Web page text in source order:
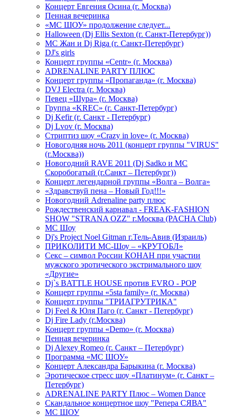
Концерт Евгения Осина (г. Москва)
Пенная вечеринка
«МС ШОУ» продолжение следует...
Halloween (Dj Ellis Sexton (г. Санкт-Петербург))
МС Жан и Dj Riga (г. Санкт-Петербург)
DJ's girls
Концерт группы «Centr» (г. Москва)
ADRENALINE PARTY ПЛЮС
Концерт группы «Пропаганда» (г. Москва)
DVJ Electra (г. Москва)
Певец «Шура» (г. Москва)
Группа «KREC» (г. Санкт-Петербург)
Dj Kefir (г. Санкт - Петербург)
Dj Lvov (г. Москва)
Стриптиз шоу «Crazy in love» (г. Москва)
Новогодняя ночь 2011 (концерт группы "VIRUS"
(г.Москва))
Новогодний RAVE 2011 (Dj Sadko и MC
Скоробогатый (г.Санкт – Петербург))
Концерт легендарной группы «Волга – Волга»
«Здравствуй пена – Новый Год!!!»
Новогодний Adrenaline party плюс
Рождественский карнавал - FREAK-FASHION
SHOW "STRANA OZZ" г.Москва (PACHA Club)
MC Шоу
Dj's Project Noel Gitman г.Тель-Авив (Израиль)
ПРИКОЛИТИ МС-Шоу – «КРУТОБЛ»
Секс – символ России КОНАН при участии
мужского эротического экстримального шоу
«Другие»
Dj`s BATTLE HOUSE против EVRO - POP
Концерт группы «5sta family» (г. Москва)
Концерт группы "ТРИАГРУТРИКА"
Dj Feel & Юля Паго (г. Санкт - Петербург)
Dj Fire Lady (г.Москва)
Концерт группы «Demo» (г. Москва)
Пенная вечеринка
Dj Alexey Romeo (г. Санкт – Петербург)
Программа «МС ШОУ»
Концерт Александра Барыкина (г. Москва)
Эротическое стресс шоу «Платинум» (г. Санкт –
Петербург)
ADRENALINE PARTY Плюс – Women Dance
Скандальное концертное шоу "Репера СЯВА"
МС ШОУ